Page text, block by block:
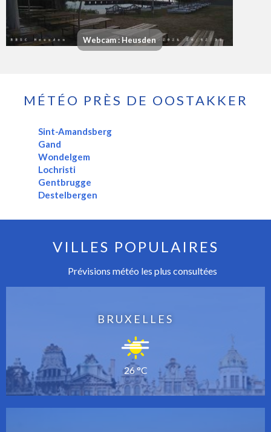
Webcam : Heusden
MÉTÉO PRÈS DE OOSTAKKER
Sint-Amandsberg
Gand
Wondelgem
Lochristi
Gentbrugge
Destelbergen
VILLES POPULAIRES
Prévisions météo les plus consultées
BRUXELLES
26 °C